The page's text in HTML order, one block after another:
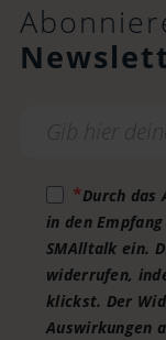
Durch das
in den
SMAlltalk ein.
widerrufen,
klickst. Der
Auswirkungen